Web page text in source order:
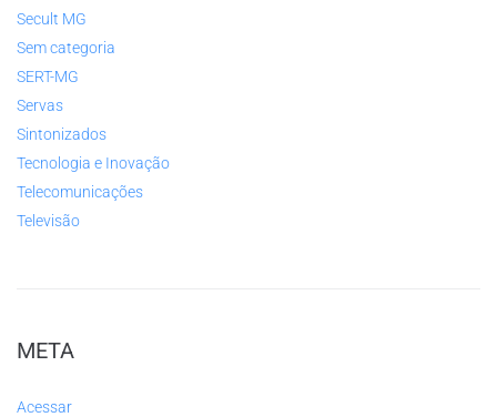
Secult MG
Sem categoria
SERT-MG
Servas
Sintonizados
Tecnologia e Inovação
Telecomunicações
Televisão
META
Acessar